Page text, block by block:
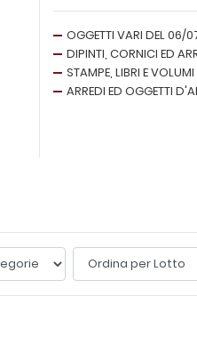
OGGETTI VARI DEL 06/
DIPINTI, CORNICI ED
STAMPE, LIBRI E
ARREDI ED OGGETTI